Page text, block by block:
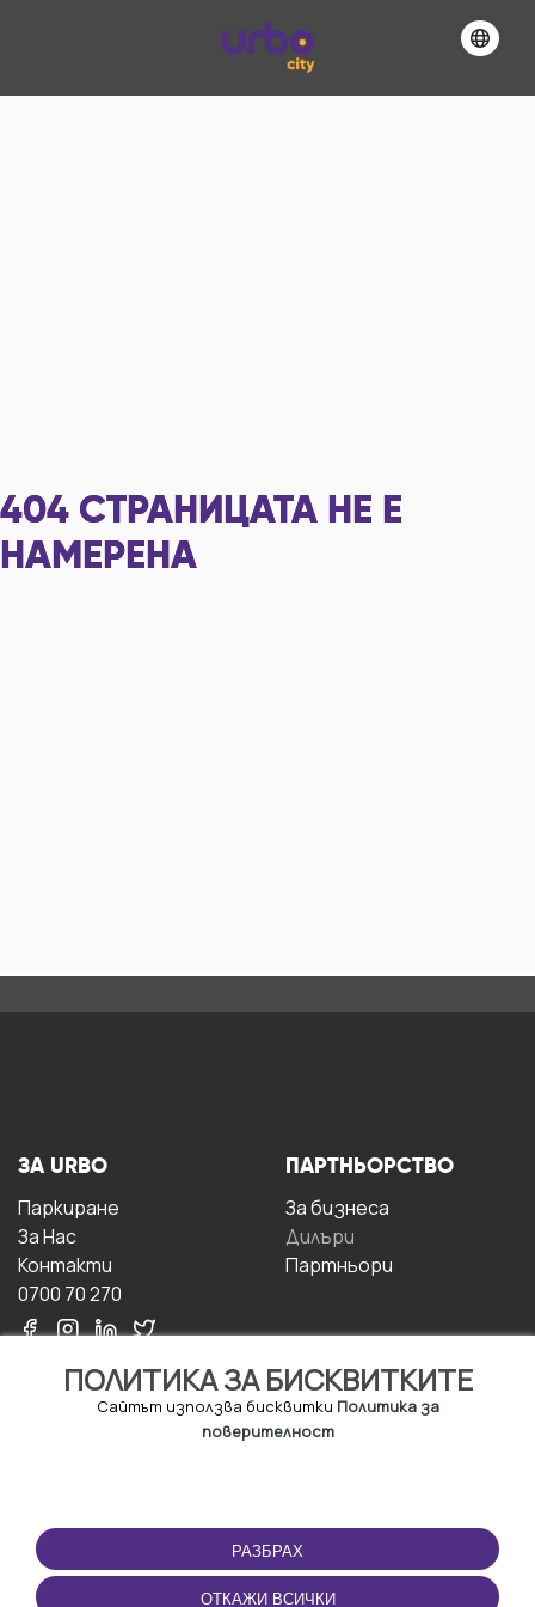
404 СТРАНИЦАТА НЕ Е
НАМЕРЕНА
ПОЛИТИКА ЗА БИСКВИТКИТЕ
Сайтът използва бисквитки Политика за
поверителност
РАЗБРАХ
ОТКАЖИ ВСИЧКИ
ЗА URBO
Паркиране
За Hас
Контакти
0700 70 270
ПАРТНЬОРСТВО
За бизнесa
Дилъри
Партньори
ПОЛЗВАНЕ
Правила и условия за
ползване
ПРИЛОЖЕНИЕТО